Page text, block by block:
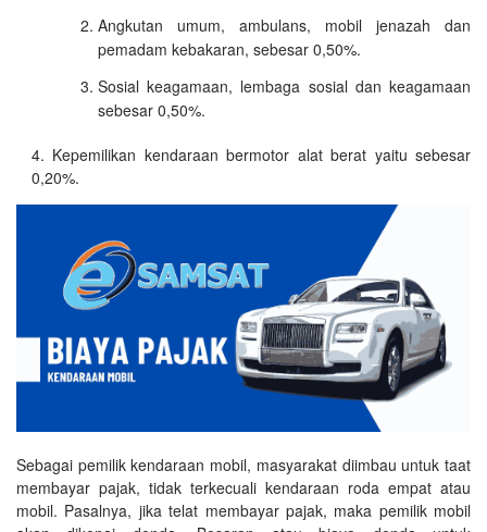
Angkutan umum, ambulans, mobil jenazah dan
pemadam kebakaran, sebesar 0,50%.
Sosial keagamaan, lembaga sosial dan keagamaan
sebesar 0,50%.
Kepemilikan kendaraan bermotor alat berat yaitu sebesar
0,20%.
Sebagai pemilik kendaraan mobil, masyarakat diimbau untuk taat
membayar pajak, tidak terkecuali kendaraan roda empat atau
mobil. Pasalnya, jika telat membayar pajak, maka pemilik mobil